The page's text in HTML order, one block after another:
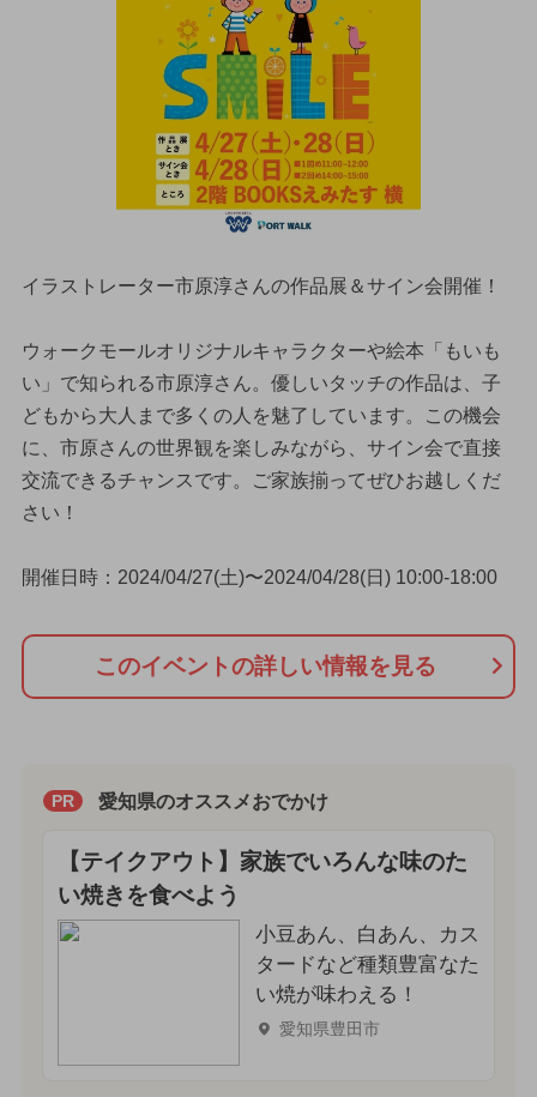
イラストレーター市原淳さんの作品展＆サイン会開催！
ウォークモールオリジナルキャラクターや絵本「もいも
い」で知られる市原淳さん。優しいタッチの作品は、子
どもから大人まで多くの人を魅了しています。この機会
に、市原さんの世界観を楽しみながら、サイン会で直接
交流できるチャンスです。ご家族揃ってぜひお越しくだ
さい！
開催日時：2024/04/27(土)〜2024/04/28(日) 10:00-18:00
このイベントの詳しい情報を見る
PR 愛知県のオススメおでかけ
【テイクアウト】家族でいろんな味のた
い焼きを食べよう
小豆あん、白あん、カス
タードなど種類豊富なた
い焼が味わえる！
愛知県豊田市